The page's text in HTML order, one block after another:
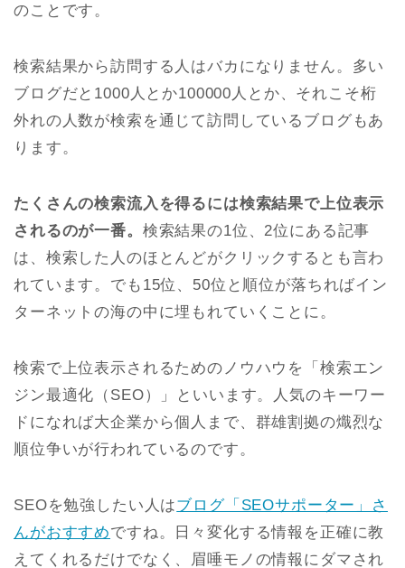
のことです。
検索結果から訪問する人はバカになりません。多い
ブログだと1000人とか100000人とか、それこそ桁
外れの人数が検索を通じて訪問しているブログもあ
ります。
たくさんの検索流入を得るには検索結果で上位表示
されるのが一番。 検索結果の1位、2位にある記事
は、検索した人のほとんどがクリックするとも言わ
れています。でも15位、50位と順位が落ちればイン
ターネットの海の中に埋もれていくことに。
検索で上位表示されるためのノウハウを「検索エン
ジン最適化（SEO）」といいます。人気のキーワー
ドになれば大企業から個人まで、群雄割拠の熾烈な
順位争いが行われているのです。
SEOを勉強したい人はブログ「SEOサポーター」さ
んがおすすめですね。日々変化する情報を正確に教
えてくれるだけでなく、眉唾モノの情報にダマされ